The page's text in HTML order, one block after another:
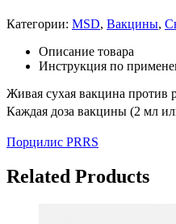
Категории: MSD, Вакцины,
Описание товара
Инструкция по
Живая сухая вакцина против
Каждая доза вакцины (2 мл
Порцилис PRRS
Related Products